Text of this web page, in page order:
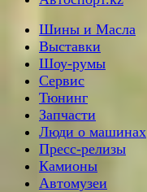
Шины и Масла
Выставки
Шоу-румы
Сервис
Тюнинг
Запчасти
Люди о машинах
Пресс-релизы
Камионы
Автомузеи